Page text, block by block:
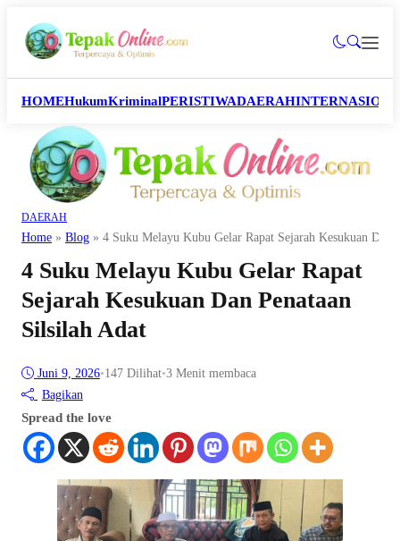
HOMEHukumKriminalPERISTIWADAERAH
DAERAH
Home » Blog » 4 Suku Melayu Kubu Gelar Rapat Sejarah Kesukuan Dan
4 Suku Melayu Kubu Gelar Rapat
Sejarah Kesukuan Dan Penataan
Silsilah Adat
Juni 9, 2026•147 Dilihat•3 Menit membaca
Bagikan
Spread the love